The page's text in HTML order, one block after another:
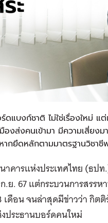
ดแบงก์ชาติ ไม่ใช่เรื่องใหม่
งส่งคนเข้ามา มีความเสี่ยง
กยึดหลักตามมาตรฐานวิชาชี
าคารแห่งประเทศไทย (ธ
.ย. 67 แต่กระบวนการสร
เดือน จนล่าสุดมีข่าวว่า กิ
ประธานบอร์ดคนใหม่